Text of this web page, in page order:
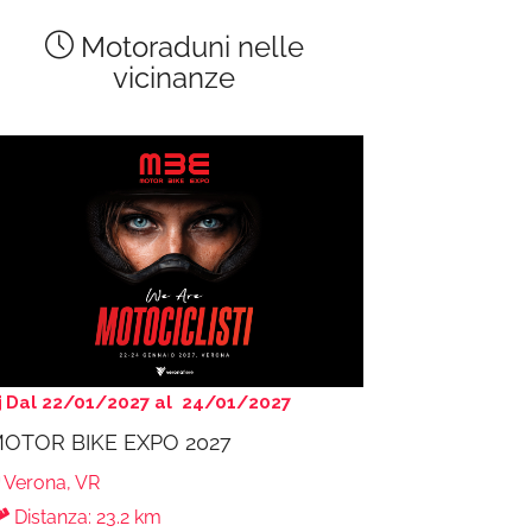
Motoraduni nelle
vicinanze
Dal 22/01/2027 al 24/01/2027
BIKE EXPO 2027
Verona, VR
Distanza: 23.2 km